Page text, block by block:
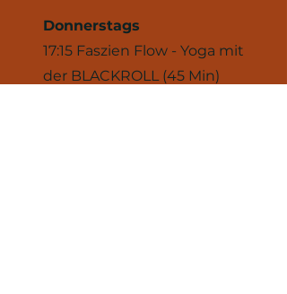
Donnerstags
17:15 Faszien Flow - Yoga mit
der BLACKROLL (45 Min)